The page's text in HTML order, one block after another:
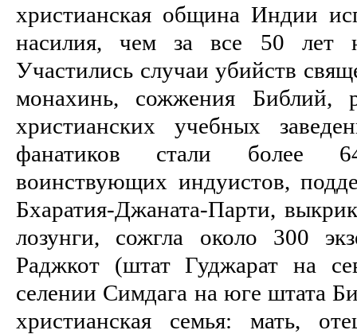
христианская община Индии
насилия, чем за все 50 лет
Участились случаи убийств
монахинь, сожжения Библий,
христианских учебных
фанатиков стали более
воинствующих индуистов,
Бхаратия-Джаната-Парти,
лозунги, сожгла около 300
Раджкот (штат Гуджарат на
селении Симдага на юге штата
христианская семья: мать,